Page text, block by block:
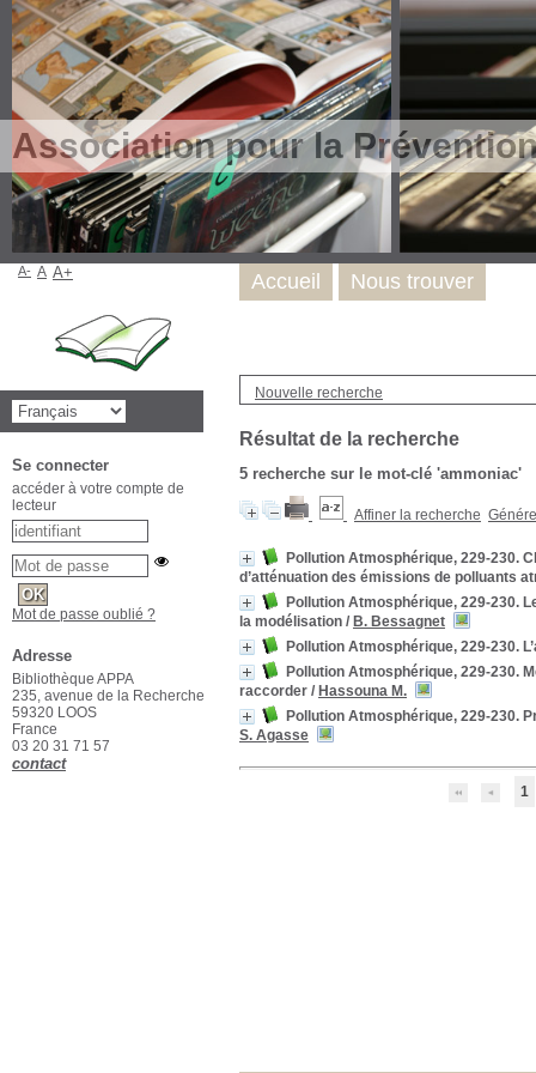
Association pour la
Nouvelle recherche
Résultat de la recherche
5 recherche sur le mot-clé 'ammoniac'
Affiner la recherche
Pollution Atmosphérique, 229-230.
d’atténuation des émissions de polluants
Pollution Atmosphérique, 229-230.
la modélisation / B. Bessagnet
Pollution Atmosphérique, 229-230.
Pollution Atmosphérique, 229-230.
raccorder / Hassouna M.
Pollution Atmosphérique, 229-230.
S. Agasse
1
Accueil Nous trouver
A- A A+
Se connecter
accéder à votre compte de
lecteur
Mot de passe oublié ?
Adresse
Bibliothèque APPA
235, avenue de la Recherche
59320 LOOS
France
03 20 31 71 57
contact